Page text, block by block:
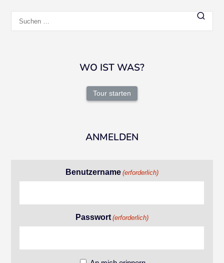
nach:
WO IST WAS?
Tour starten
ANMELDEN
Benutzername (erforderlich)
Passwort (erforderlich)